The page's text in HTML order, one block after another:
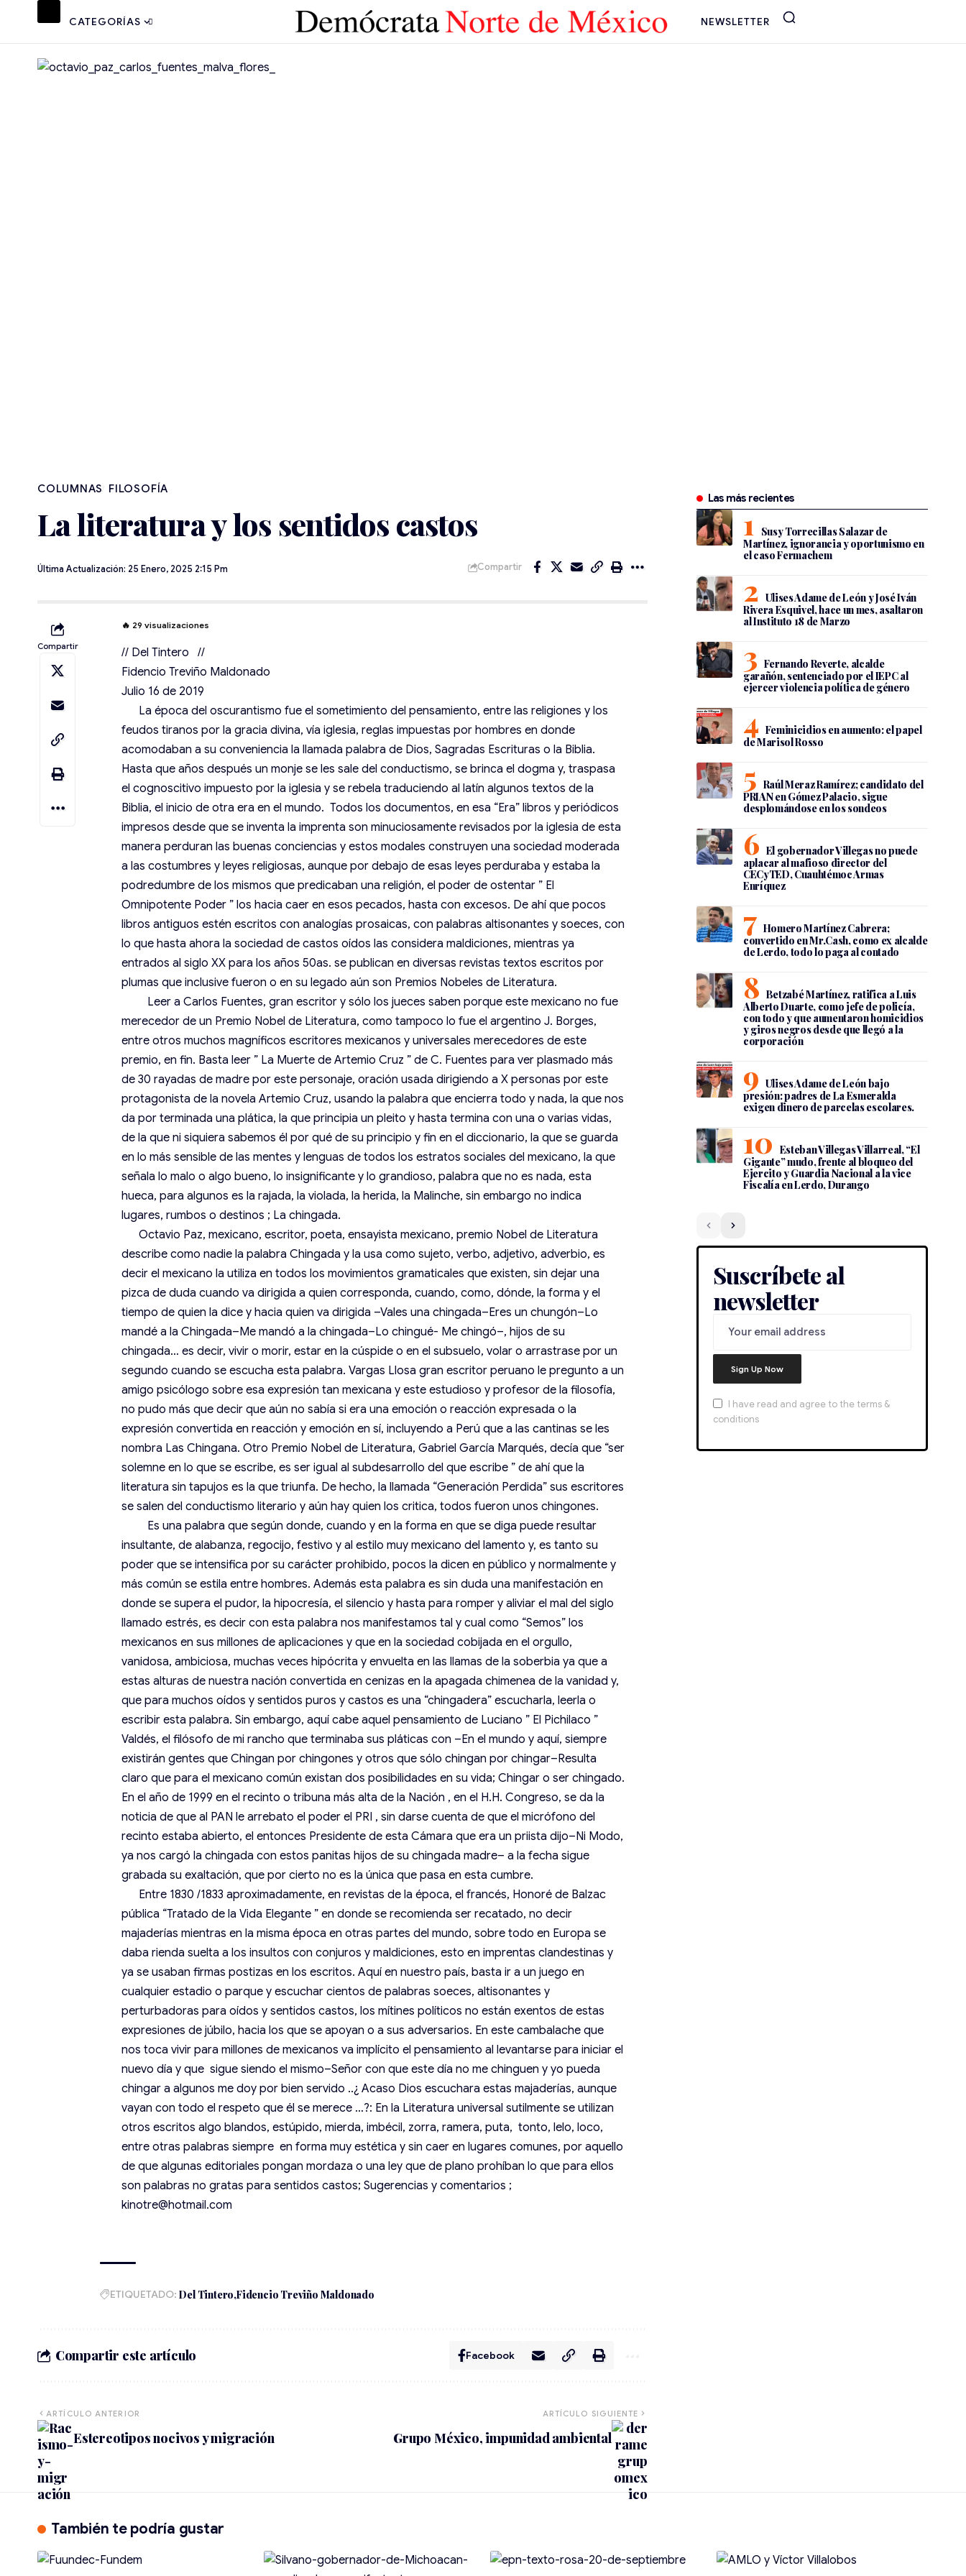
CATEGORÍAS NEWSLETTER
FILOSOFÍA
La literatura y los sentidos castos
Última Actualización: 25 Enero, 2025 2:15 Pm Compartir
Compartir
🔥 29 visualizaciones
// Del Tintero //
Fidencio Treviño Maldonado
Julio 16 de 2019
La época del oscurantismo fue el sometimiento del pensamiento, entre las religiones y los
feudos tiranos por la gracia divina, vía iglesia, reglas impuestas por hombres en donde
acomodaban a su conveniencia la llamada palabra de Dios, Sagradas Escrituras o la Biblia.
Hasta que años después un monje se les sale del conductismo, se brinca el dogma y, traspasa
el cognoscitivo impuesto por la iglesia y se rebela traduciendo al latín algunos textos de la
Biblia, el inicio de otra era en el mundo. Todos los documentos, en esa “Era” libros y periódicos
impresos desde que se inventa la imprenta son minuciosamente revisados por la iglesia de esta
manera perduran las buenas conciencias y estos modales construyen una sociedad moderada
a las costumbres y leyes religiosas, aunque por debajo de esas leyes perduraba y estaba la
podredumbre de los mismos que predicaban una religión, el poder de ostentar ” El
Omnipotente Poder ” los hacia caer en esos pecados, hasta con excesos. De ahí que pocos
libros antiguos estén escritos con analogías prosaicas, con palabras altisonantes y soeces, con
lo que hasta ahora la sociedad de castos oídos las considera maldiciones, mientras ya
entrados al siglo XX para los años 50as. se publican en diversas revistas textos escritos por
plumas que inclusive fueron o en su legado aún son Premios Nobeles de Literatura.
Leer a Carlos Fuentes, gran escritor y sólo los jueces saben porque este mexicano no fue
merecedor de un Premio Nobel de Literatura, como tampoco lo fue el argentino J. Borges,
entre otros muchos magníficos escritores mexicanos y universales merecedores de este
premio, en fin. Basta leer ” La Muerte de Artemio Cruz ” de C. Fuentes para ver plasmado más
de 30 rayadas de madre por este personaje, oración usada dirigiendo a X personas por este
protagonista de la novela Artemio Cruz, usando la palabra que encierra todo y nada, la que nos
da por terminada una plática, la que principia un pleito y hasta termina con una o varias vidas,
de la que ni siquiera sabemos él por qué de su principio y fin en el diccionario, la que se guarda
en lo más sensible de las mentes y lenguas de todos los estratos sociales del mexicano, la que
señala lo malo o algo bueno, lo insignificante y lo grandioso, palabra que no es nada, esta
hueca, para algunos es la rajada, la violada, la herida, la Malinche, sin embargo no indica
lugares, rumbos o destinos ; La chingada.
Octavio Paz, mexicano, escritor, poeta, ensayista mexicano, premio Nobel de Literatura
describe como nadie la palabra Chingada y la usa como sujeto, verbo, adjetivo, adverbio, es
decir el mexicano la utiliza en todos los movimientos gramaticales que existen, sin dejar una
pizca de duda cuando va dirigida a quien corresponda, cuando, como, dónde, la forma y el
tiempo de quien la dice y hacia quien va dirigida –Vales una chingada–Eres un chungón–Lo
mandé a la Chingada–Me mandó a la chingada–Lo chingué- Me chingó–, hijos de su
chingada… es decir, vivir o morir, estar en la cúspide o en el subsuelo, volar o arrastrase por un
segundo cuando se escucha esta palabra. Vargas Llosa gran escritor peruano le pregunto a un
amigo psicólogo sobre esa expresión tan mexicana y este estudioso y profesor de la filosofía,
no pudo más que decir que aún no sabía si era una emoción o reacción expresada o la
expresión convertida en reacción y emoción en sí, incluyendo a Perú que a las cantinas se les
nombra Las Chingana. Otro Premio Nobel de Literatura, Gabriel García Marqués, decía que “ser
solemne en lo que se escribe, es ser igual al subdesarrollo del que escribe ” de ahí que la
literatura sin tapujos es la que triunfa. De hecho, la llamada “Generación Perdida” sus escritores
se salen del conductismo literario y aún hay quien los critica, todos fueron unos chingones.
Es una palabra que según donde, cuando y en la forma en que se diga puede resultar
insultante, de alabanza, regocijo, festivo y al estilo muy mexicano del lamento y, es tanto su
poder que se intensifica por su carácter prohibido, pocos la dicen en público y normalmente y
más común se estila entre hombres. Además esta palabra es sin duda una manifestación en
donde se supera el pudor, la hipocresía, el silencio y hasta para romper y aliviar el mal del siglo
llamado estrés, es decir con esta palabra nos manifestamos tal y cual como “Semos” los
mexicanos en sus millones de aplicaciones y que en la sociedad cobijada en el orgullo,
vanidosa, ambiciosa, muchas veces hipócrita y envuelta en las llamas de la soberbia ya que a
estas alturas de nuestra nación convertida en cenizas en la apagada chimenea de la vanidad y,
que para muchos oídos y sentidos puros y castos es una “chingadera” escucharla, leerla o
escribir esta palabra. Sin embargo, aquí cabe aquel pensamiento de Luciano ” El Pichilaco ”
Valdés, el filósofo de mi rancho que terminaba sus pláticas con –En el mundo y aquí, siempre
existirán gentes que Chingan por chingones y otros que sólo chingan por chingar–Resulta
claro que para el mexicano común existan dos posibilidades en su vida; Chingar o ser chingado.
En el año de 1999 en el recinto o tribuna más alta de la Nación , en el H.H. Congreso, se da la
noticia de que al PAN le arrebato el poder el PRI , sin darse cuenta de que el micrófono del
recinto estaba abierto, el entonces Presidente de esta Cámara que era un priista dijo–Ni Modo,
ya nos cargó la chingada con estos panitas hijos de su chingada madre– a la fecha sigue
grabada su exaltación, que por cierto no es la única que pasa en esta cumbre.
Entre 1830 /1833 aproximadamente, en revistas de la época, el francés, Honoré de Balzac
pública “Tratado de la Vida Elegante ” en donde se recomienda ser recatado, no decir
majaderías mientras en la misma época en otras partes del mundo, sobre todo en Europa se
daba rienda suelta a los insultos con conjuros y maldiciones, esto en imprentas clandestinas y
ya se usaban firmas postizas en los escritos. Aquí en nuestro país, basta ir a un juego en
cualquier estadio o parque y escuchar cientos de palabras soeces, altisonantes y
perturbadoras para oídos y sentidos castos, los mítines políticos no están exentos de estas
expresiones de júbilo, hacia los que se apoyan o a sus adversarios. En este cambalache que
nos toca vivir para millones de mexicanos va implícito el pensamiento al levantarse para iniciar el
nuevo día y que sigue siendo el mismo–Señor con que este día no me chinguen y yo pueda
chingar a algunos me doy por bien servido ..¿ Acaso Dios escuchara estas majaderías, aunque
vayan con todo el respeto que él se merece …?: En la Literatura universal sutilmente se utilizan
otros escritos algo blandos, estúpido, mierda, imbécil, zorra, ramera, puta, tonto, lelo, loco,
entre otras palabras siempre en forma muy estética y sin caer en lugares comunes, por aquello
de que algunas editoriales pongan mordaza o una ley que de plano prohíban lo que para ellos
son palabras no gratas para sentidos castos; Sugerencias y comentarios ;
kinotre@hotmail.com
ETIQUETADO: Del Tintero Fidencio Treviño Maldonado
Compartir este artículo Facebook
ARTÍCULO ANTERIOR
Estereotipos nocivos y migración
ARTÍCULO SIGUIENTE
Grupo México, impunidad ambiental
Las más recientes
Susy Torrecillas Salazar de
Martínez, ignorancia y oportunismo en
el caso Fermachem
Ulises Adame de León y José Iván
Rivera Esquivel, hace un mes, asaltaron
al Instituto 18 de Marzo
Fernando Reverte, alcalde
garañón, sentenciado por el IEPC al
ejercer violencia política de género
Feminicidios en aumento: el papel
de Marisol Rosso
Raúl Meraz Ramírez; candidato del
PRIAN en Gómez Palacio, sigue
desplomándose en los sondeos
El gobernador Villegas no puede
aplacar al mafioso director del
CECyTED, Cuauhtémoc Armas
Enríquez
Homero Martínez Cabrera;
convertido en Mr.Cash, como ex alcalde
de Lerdo, todo lo paga al contado
Betzabé Martínez, ratifica a Luis
Alberto Duarte, como jefe de policía,
con todo y que aumentaron homicidios
y giros negros desde que llegó a la
corporación
Ulises Adame de León bajo
presión: padres de La Esmeralda
exigen dinero de parcelas escolares.
Esteban Villegas Villarreal, “El
Gigante” mudo, frente al bloqueo del
Ejercito y Guardia Nacional a la vice
Fiscalía en Lerdo, Durango
Suscríbete al
newsletter
I have read and agree to the terms &
conditions
También te podría gustar